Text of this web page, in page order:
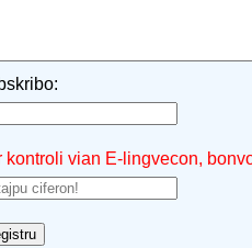
kontroli vian E-lingvecon,